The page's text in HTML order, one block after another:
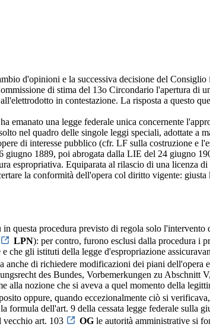
d'opinioni e la successiva decisione del
di stima del 13o Circondario l'apertura di
in contestazione. La risposta a questo
emanato una legge federale unica concernente
nel quadro delle singole leggi speciali, adottate a
di interesse pubblico (cfr. LF sulla costruzione e
giugno 1889, poi abrogata dalla LIE del 24 giugno
espropriativa. Equiparata al rilascio di una licenza
la conformità dell'opera col diritto vigente:
questa procedura previsto di regola solo
LPN): per contro, furono esclusi dalla procedura i
che gli istituti della legge d'espropriazione
anche di richiedere modificazioni dei piani dell'opera
des Bundes, Vorbemerkungen zu Abschnitt
alla nozione che si aveva a quel momento della
oppure, quando eccezionalmente ciò si
formula dell'art. 9 della cessata legge federale
vecchio art. 103 OG le autorità amministrative si